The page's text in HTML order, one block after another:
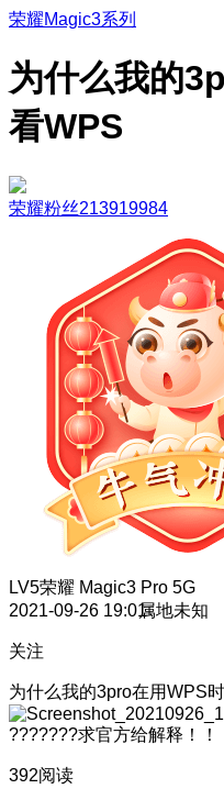
荣耀Magic3系列
为什么我的
看WPS
荣耀粉丝213919984
LV5荣耀 Magic3 Pro 5G
2021-09-26 19:01属地未知
关注
为什么我的3pro在用WPS
???????求官方给解释！！
392阅读